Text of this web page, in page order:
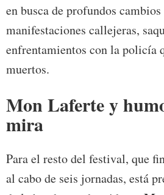
en busca de profundos
manifestaciones callejeras,
enfrentamientos con la policía
muertos.
Mon Laferte y
mira
Para el resto del festival, que
al cabo de seis jornadas, está